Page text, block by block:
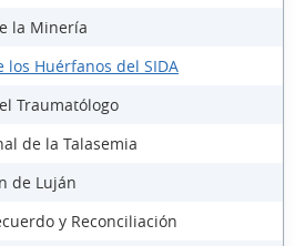
la Minería
los Huérfanos del SIDA
Traumatólogo
de la Talasemia
de Luján
y Reconciliación